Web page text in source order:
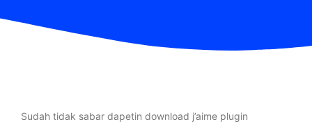
Sudah tidak sabar dapetin download j’aime plugin